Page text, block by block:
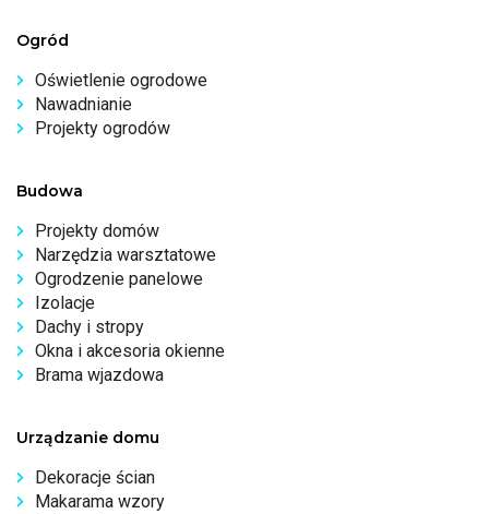
Ogród
Oświetlenie ogrodowe
Nawadnianie
Projekty ogrodów
Budowa
Projekty domów
Narzędzia warsztatowe
Ogrodzenie panelowe
Izolacje
Dachy i stropy
Okna i akcesoria okienne
Brama wjazdowa
Urządzanie domu
Dekoracje ścian
Makarama wzory